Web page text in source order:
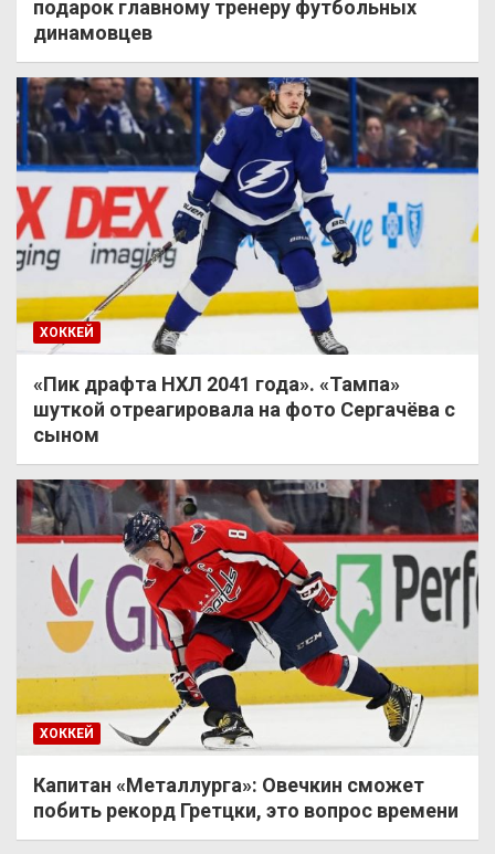
подарок главному тренеру футбольных
динамовцев
ХОККЕЙ
«Пик драфта НХЛ 2041 года». «Тампа»
шуткой отреагировала на фото Сергачёва с
сыном
ХОККЕЙ
Капитан «Металлурга»: Овечкин сможет
побить рекорд Гретцки, это вопрос времени